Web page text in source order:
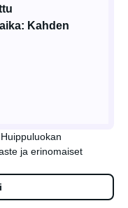
Kahden
ja erinomaiset